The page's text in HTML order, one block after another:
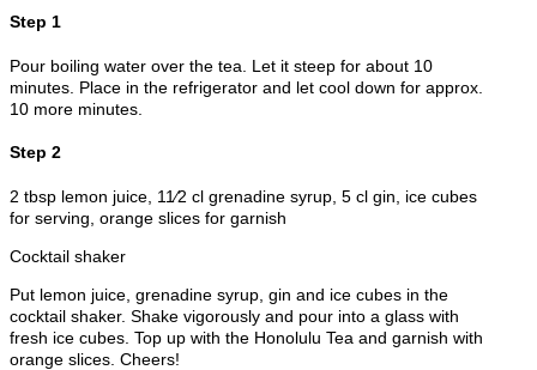
Step 1
Pour boiling water over the tea. Let it steep for about 10
minutes. Place in the refrigerator and let cool down for approx.
10 more minutes.
Step 2
2 tbsp lemon juice, 11⁄2 cl grenadine syrup, 5 cl gin, ice cubes
for serving, orange slices for garnish
Cocktail shaker
Put lemon juice, grenadine syrup, gin and ice cubes in the
cocktail shaker. Shake vigorously and pour into a glass with
fresh ice cubes. Top up with the Honolulu Tea and garnish with
orange slices. Cheers!